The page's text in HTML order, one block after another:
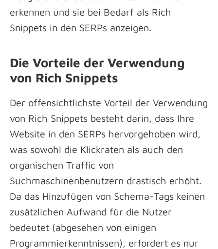
erkennen und sie bei Bedarf als Rich
Snippets in den SERPs anzeigen.
Die Vorteile der Verwendung
von Rich Snippets
Der offensichtlichste Vorteil der Verwendung
von Rich Snippets besteht darin, dass Ihre
Website in den SERPs hervorgehoben wird,
was sowohl die Klickraten als auch den
organischen Traffic von
Suchmaschinenbenutzern drastisch erhöht.
Da das Hinzufügen von Schema-Tags keinen
zusätzlichen Aufwand für die Nutzer
bedeutet (abgesehen von einigen
Programmierkenntnissen), erfordert es nur